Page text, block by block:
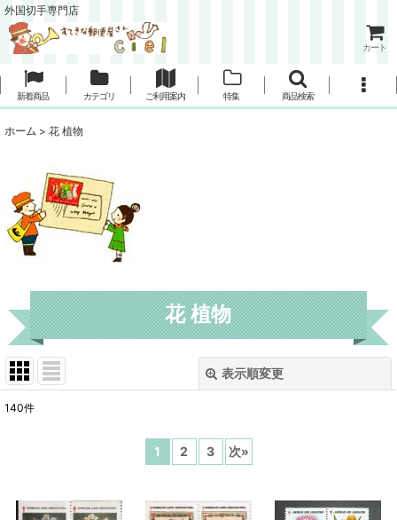
外国切手専門店
カート
新着商品 カテゴリ ご利用案内 特集 商品検索
ホーム > 花 植物
花 植物
表示順変更
並び順:
140件
1 2 3 次»